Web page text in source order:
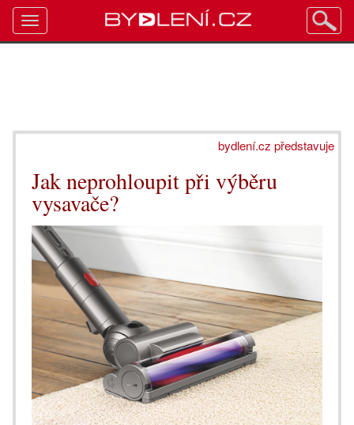
bydlení.cz představuje
Jak neprohloupit při výběru
vysavače?
Toggle
navigation